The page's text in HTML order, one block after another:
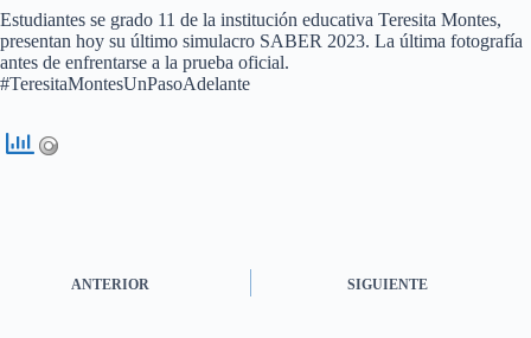
Estudiantes se grado 11 de la institución educativa Teresita Montes,
presentan hoy su último simulacro SABER 2023. La última fotografía
antes de enfrentarse a la prueba oficial.
#TeresitaMontesUnPasoAdelante
ANTERIOR SIGUIENTE